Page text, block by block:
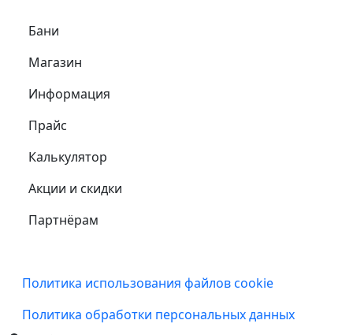
Самое важное
Бани
Магазин
Информация
Прайс
Калькулятор
Акции и скидки
Партнёрам
Подвал
Политика использования файлов cookie
Политика обработки персональных данных